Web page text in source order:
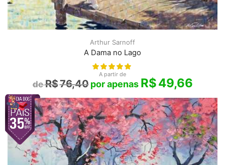
Arthur Sarnoff
A Dama no Lago
A partir de
R$76,40 R$49,66